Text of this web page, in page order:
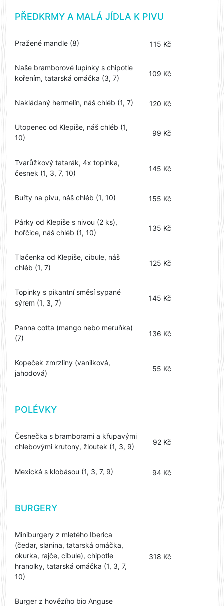
PŘEDKRMY A MALÁ JÍDLA K PIVU
Pražené mandle (8) 115 Kč
Naše bramborové lupínky s chipotle
kořením, tatarská omáčka (3, 7)
109 Kč
Nakládaný hermelín, náš chléb (1, 7) 120 Kč
Utopenec od Klepiše, náš chléb (1,
10)
99 Kč
Tvarůžkový tatarák, 4x topinka,
česnek (1, 3, 7, 10)
145 Kč
Buřty na pivu, náš chléb (1, 10) 155 Kč
Párky od Klepiše s nivou (2 ks),
hořčice, náš chléb (1, 10)
135 Kč
Tlačenka od Klepiše, cibule, náš
chléb (1, 7)
125 Kč
Topinky s pikantní směsí sypané
sýrem (1, 3, 7)
145 Kč
Panna cotta (mango nebo meruňka)
(7)
136 Kč
Kopeček zmrzliny (vanilková,
jahodová)
55 Kč
POLÉVKY
Česnečka s bramborami a křupavými
chlebovými krutony, žloutek (1, 3, 9)
92 Kč
Mexická s klobásou (1, 3, 7, 9) 94 Kč
BURGERY
Miniburgery z mletého Iberica
(čedar, slanina, tatarská omáčka,
okurka, rajče, cibule), chipotle
hranolky, tatarská omáčka (1, 3, 7,
10)
318 Kč
Burger z hovězího bio Anguse